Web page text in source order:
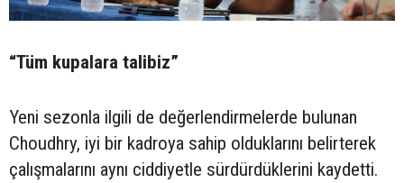
“Tüm kupalara talibiz”
Yeni sezonla ilgili de değerlendirmelerde bulunan
Choudhry, iyi bir kadroya sahip olduklarını belirterek
çalışmalarını aynı ciddiyetle sürdürdüklerini kaydetti.